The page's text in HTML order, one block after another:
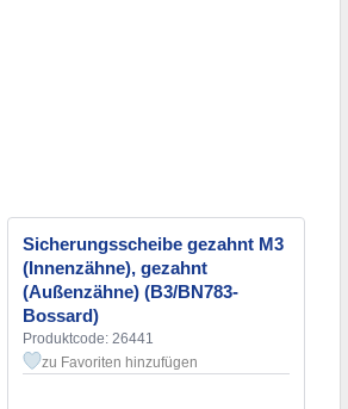
Sicherungsscheibe gezahnt М3
(Innenzähne), gezahnt
(Außenzähne) (B3/BN783-
Bossard)
Produktcode: 26441
zu Favoriten hinzufügen